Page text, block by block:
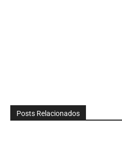
Posts Relacionados